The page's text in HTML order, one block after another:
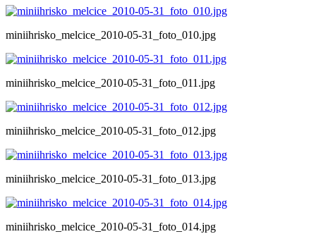
miniihrisko_melcice_2010-05-31_foto_010.jpg
miniihrisko_melcice_2010-05-31_foto_011.jpg
miniihrisko_melcice_2010-05-31_foto_012.jpg
miniihrisko_melcice_2010-05-31_foto_013.jpg
miniihrisko_melcice_2010-05-31_foto_014.jpg